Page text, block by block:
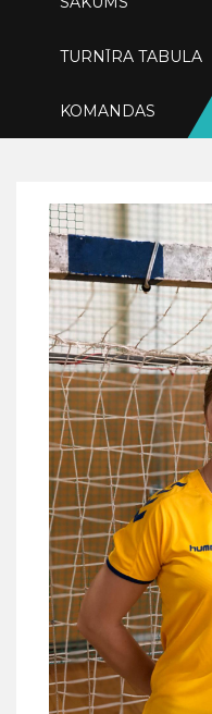
TURNĪRA TABULA
KOMANDAS